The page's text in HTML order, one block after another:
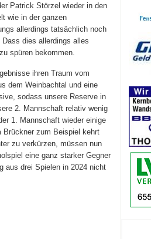
Patrick Störzel wieder in den
wie in der ganzen
allerdings tatsächlich noch
dies allerdings alles
spüren bekommen.
ihren Traum vom
dem Weinbachtal und eine
sodass unsere Reserve in
2. Mannschaft relativ wenig
1. Mannschaft wieder einige
Brückner zum Beispiel kehrt
zu verkürzen, müssen nun
eine ganz starker Gegner
aus drei Spielen in 2024 nicht